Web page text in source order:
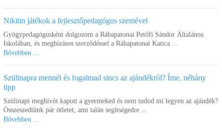
Nikitin játékok a fejlesztőpedagógus szemével
Gyógypedagógusként dolgozom a Rábapatonai Petőfi Sándor Általános
Iskolában, és megbízásos szerződéssel a Rábapatonai Katica ...
Bővebben ...
Szülinapra mennél és fogalmad sincs az ajándékról? Íme, néhány
tipp
Szülinapi meghívót kapott a gyermeked és nem tudod mi legyen az ajándék?
Összeszedtünk pár ötletet, ami talán segítségedre ...
Bővebben ...